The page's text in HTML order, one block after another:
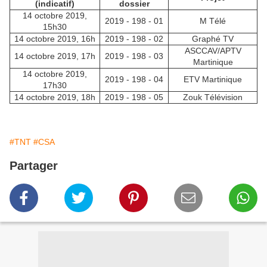
(indicatif) dossier
14 octobre 2019,
15h30
2019 - 198 - 01
M Télé
14 octobre 2019, 16h
2019 - 198 - 02
Graphé TV
14 octobre 2019, 17h
2019 - 198 - 03
ASCCAV/APTV
Martinique
14 octobre 2019,
17h30
2019 - 198 - 04
ETV Martinique
14 octobre 2019, 18h
2019 - 198 - 05 Zouk Télévision
#TNT #CSA
Partager